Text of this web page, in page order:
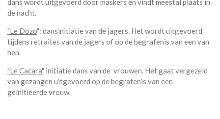
dans wordt uitgevoerd door maskers en vindt meestal plaats in
de nacht.
"Le Dozo": dansinitiatie van de jagers. Het wordt uitgevoerd
tijdens retraites van de jagers of op de begrafenis van een van
hen.
"Le Cacara" initiatie dans van de vrouwen. Het gaat vergezeld
van gezangen uitgevoerd op de begrafenis van een
geïnitieerde vrouw.